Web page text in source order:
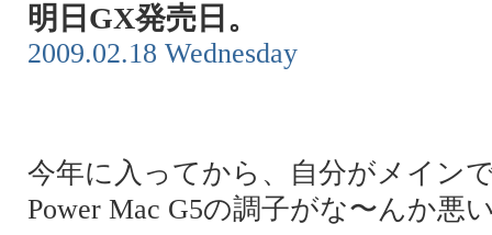
明日GX発売日。
2009.02.18 Wednesday
今年に入ってから、自分がメイン
Power Mac G5の調子がな〜んか